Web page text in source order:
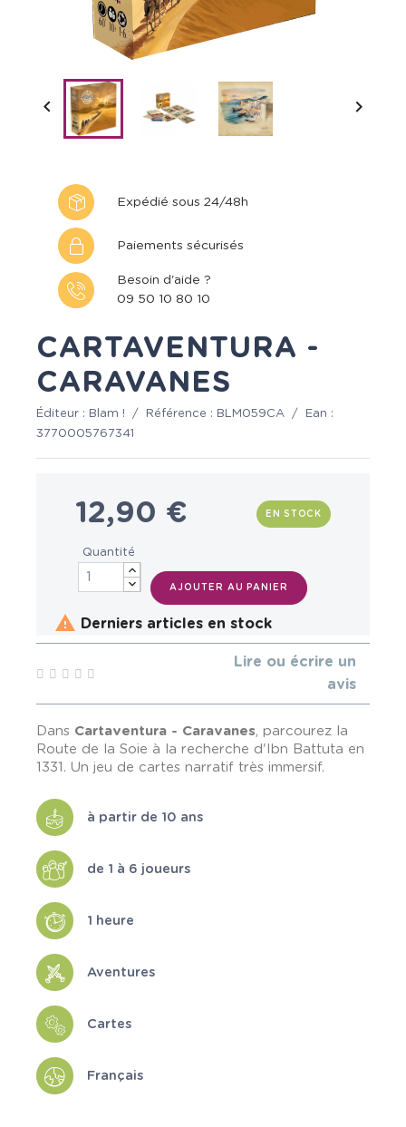
 
Expédié sous 24/48h
Paiements sécurisés
Besoin d'aide ?
09 50 10 80 10
CARTAVENTURA -
CARAVANES
Éditeur : Blam ! / Référence : BLM059CA /
Ean :
3770005767341
12,90 € EN STOCK
Quantité
AJOUTER AU PANIER
 Derniers articles en stock
Lire ou écrire un
avis
Dans Cartaventura - Caravanes, parcourez la
Route de la Soie à la recherche d'Ibn Battuta en
1331. Un jeu de cartes narratif très immersif.
à partir de 10 ans
de 1 à 6 joueurs
1 heure
Aventures
Cartes
Français